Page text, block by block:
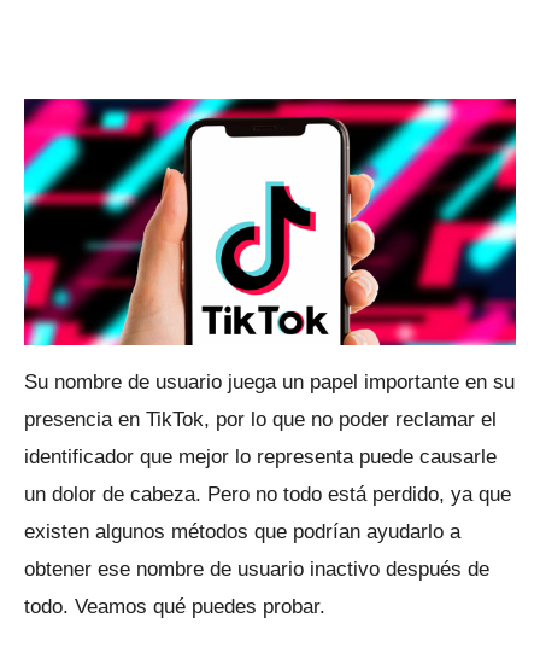
Su nombre de usuario juega un papel importante en su
presencia en TikTok, por lo que no poder reclamar el
identificador que mejor lo representa puede causarle
un dolor de cabeza. Pero no todo está perdido, ya que
existen algunos métodos que podrían ayudarlo a
obtener ese nombre de usuario inactivo después de
todo. Veamos qué puedes probar.